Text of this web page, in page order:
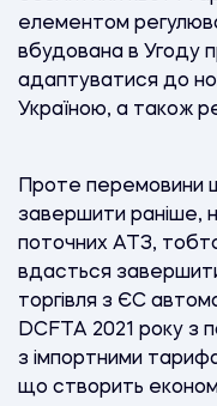
елементом
вбудована в Угоду
адаптуватися до
Україною, а також
Проте перемовини
завершити раніше,
поточних ATЗ,
вдасться
торгівля з ЄС
DCFTA 2021 року з
з імпортними
що створить